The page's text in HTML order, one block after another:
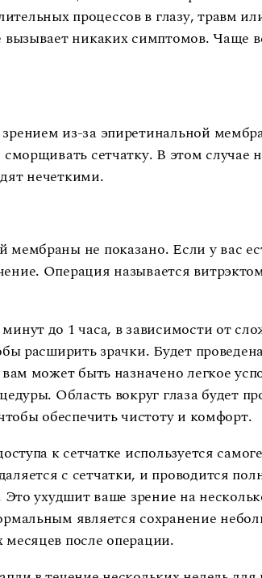
процессов в глазу, травм
никаких симптомов. Чаще
из-за эпиретинальной
сетчатку. В этом случае
нечеткими.
не показано. Если у вас
Операция называется
до 1 часа, в зависимости от
расширить зрачки. Будет
может быть назначено легкое
Область вокруг глаза будет
обеспечить чистоту и комфорт.
к сетчатке используется
с сетчатки, и проводится
ухудшит ваше зрение на
является сохранение
после операции.